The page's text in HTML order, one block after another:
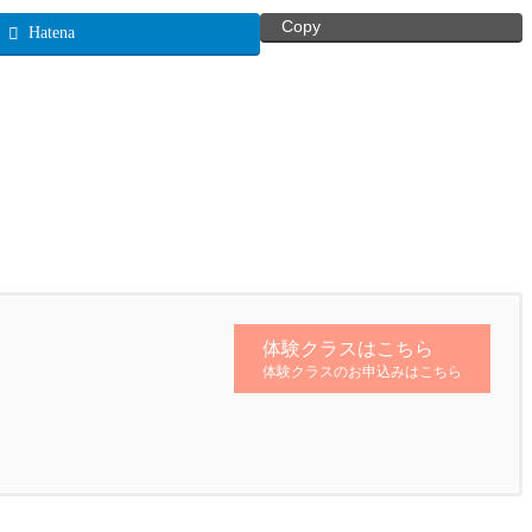
Hatena Copy
体験クラスはこちら
体験クラスのお申込みはこちら